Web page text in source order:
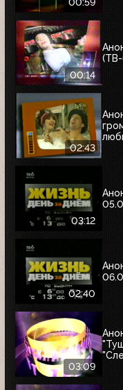
00:59
00:14
(ТВ-
02:43
03:12
02:40
03:09